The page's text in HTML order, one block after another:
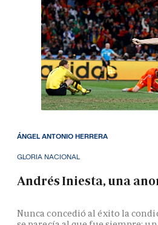
GLORIA NACIONAL
Andrés Iniesta, una
Nunca concedió al éxito la
ÁNGEL ANTONIO HERRERA